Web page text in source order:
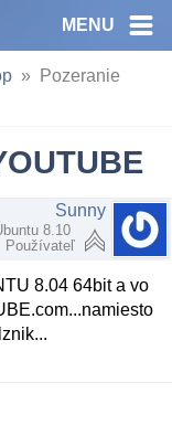
MENU
Pozeranie
Sunny
8.10
Používateľ
8.04 64bit a vo